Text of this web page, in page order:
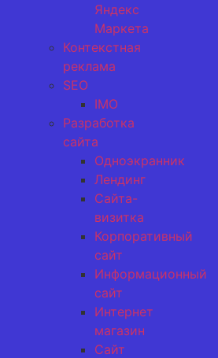
Яндекс
Маркета
Контекстная
реклама
SEO
IMO
Разработка
сайта
Одноэкранник
Лендинг
Сайта-
визитка
Корпоративный
сайт
Информационный
сайт
Интернет
магазин
Сайт